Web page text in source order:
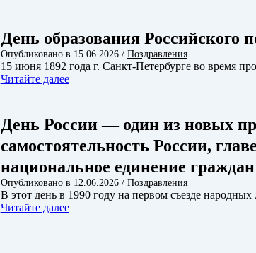
День образования Российского
Опубликовано в 15.06.2026/ Поздравления
15 июня 1892 года г. Санкт-Петербурге во время
Читайте далее
День России — один из новых
самостоятельность России,
национальное единение
Опубликовано в 12.06.2026/ Поздравления
В этот день в 1990 году на первом съезде
Читайте далее